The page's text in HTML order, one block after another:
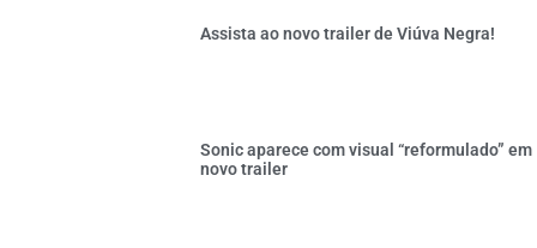
Assista ao novo trailer de Viúva Negra!
Sonic aparece com visual “reformulado” em
novo trailer